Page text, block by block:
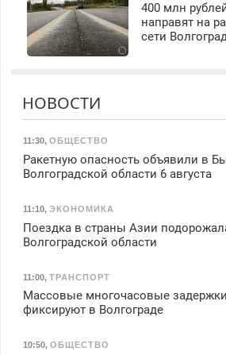
400 млн
направят на
сети
НОВОСТИ
11:30, ОБЩЕСТВО
Ракетную опасность объявили в
Волгоградской области 6 августа
11:10, ЭКОНОМИКА
Поездка в страны Азии
Волгоградской области
11:00, ТРАНСПОРТ
Массовые многочасовые
фиксируют в Волгограде
10:50, ОБЩЕСТВО